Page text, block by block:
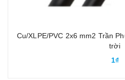
Cu/XLPE/PVC 2x6 mm2 Trần
trời
1₫